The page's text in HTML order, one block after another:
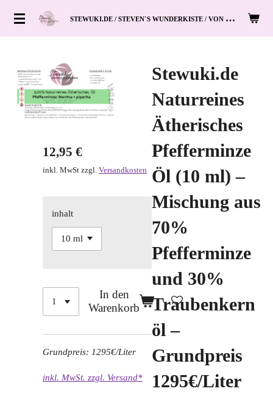
Zum
S
TEWUKI.DE / STEVEN`S WUNDERKISTE / VON HAND ZUM HERZ
Stewuki.de
Naturreines
Ätherisches
Pfefferminze
Öl (10 ml) –
Mischung aus
70%
Pfefferminze
und 30%
Traubenkern
öl –
Grundpreis
1295€/Liter
12,95 €
inkl. MwSt zzgl. Versandkosten
inhalt
In den
Warenkorb
Grundpreis: 1295€/Liter
inkl. MwSt. zzgl. Versand*